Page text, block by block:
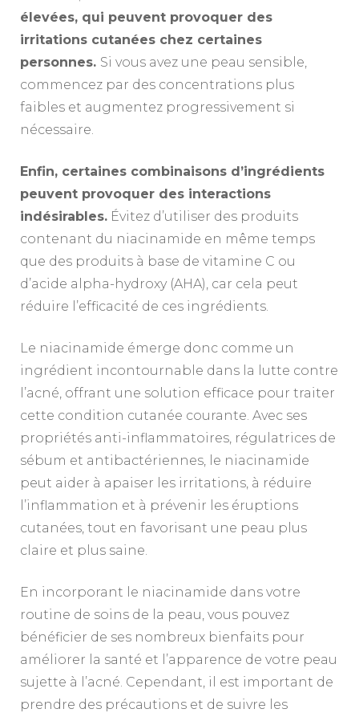
élevées, qui peuvent provoquer des
irritations cutanées chez certaines
personnes. Si vous avez une peau sensible,
commencez par des concentrations plus
faibles et augmentez progressivement si
nécessaire.
Enfin, certaines combinaisons d’ingrédients
peuvent provoquer des interactions
indésirables. Évitez d’utiliser des produits
contenant du niacinamide en même temps
que des produits à base de vitamine C ou
d’acide alpha-hydroxy (AHA), car cela peut
réduire l’efficacité de ces ingrédients.
Le niacinamide émerge donc comme un
ingrédient incontournable dans la lutte contre
l’acné, offrant une solution efficace pour traiter
cette condition cutanée courante. Avec ses
propriétés anti-inflammatoires, régulatrices de
sébum et antibactériennes, le niacinamide
peut aider à apaiser les irritations, à réduire
l’inflammation et à prévenir les éruptions
cutanées, tout en favorisant une peau plus
claire et plus saine.
En incorporant le niacinamide dans votre
routine de soins de la peau, vous pouvez
bénéficier de ses nombreux bienfaits pour
améliorer la santé et l’apparence de votre peau
sujette à l’acné. Cependant, il est important de
prendre des précautions et de suivre les